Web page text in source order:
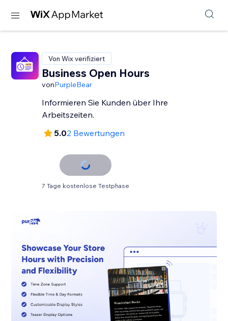
Von Wix verifiziert
Business Open Hours
vonPurpleBear
Informieren Sie Kunden über Ihre
Arbeitszeiten.
5.02 Bewertungen
7 Tage kostenlose Testphase